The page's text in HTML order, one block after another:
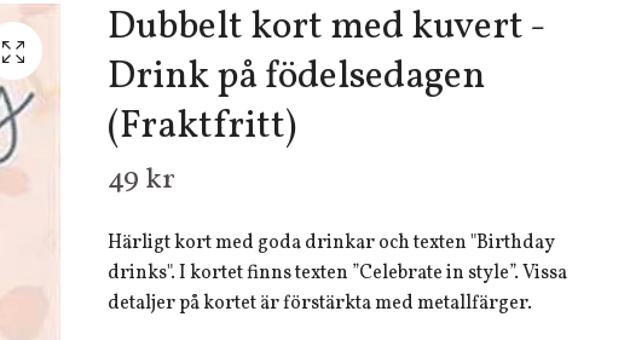
Dubbelt kort med kuvert -
Drink på födelsedagen
(Fraktfritt)
49 kr
Härligt kort med goda drinkar och texten "Birthday
drinks". I kortet finns texten ”Celebrate in style”. Vissa
detaljer på kortet är förstärkta med metallfärger.